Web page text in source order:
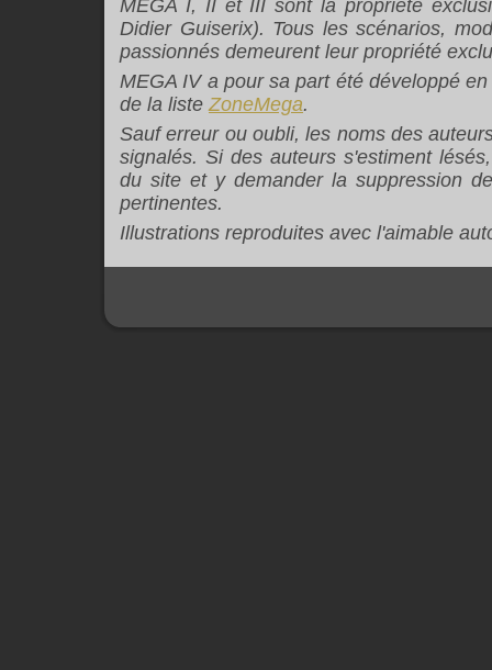
MEGA I, II et III sont la propriété
Didier Guiserix). Tous les scénarios,
passionnés demeurent leur propriété
MEGA IV a pour sa part été développé
de la listeZoneMega.
Sauf erreur ou oubli, les noms des
signalés. Si des auteurs s'estiment
du site et y demander la suppression
pertinentes.
Illustrations reproduites avec l'aimable